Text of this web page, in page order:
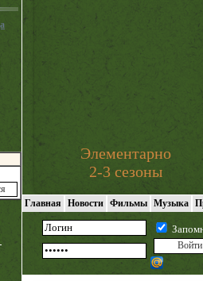
Элементарно
2-3 сезоны
Главная Новости Фильмы Музыка